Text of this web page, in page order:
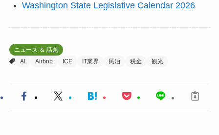
Washington State Legislative Calendar 2026
ニュース ＆ 話題
AI
Airbnb ICE IT業界 民泊 税金 観光